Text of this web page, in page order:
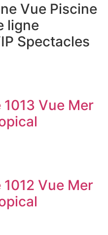
Vue Piscine
ligne
Spectacles
Vue Mer
Vue Mer